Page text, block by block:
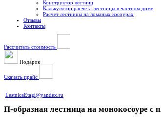
Конструктор лестниц
Калькулятор расчета лестницы в частном доме
Расчет лестницы на ломаных косоурах
Отзывы
Контакты
Рассчитать стоимость
Подарок
Скачать прайс
LestnicaEtagi@yandex.ru
П-образная лестница на монокосоуре с